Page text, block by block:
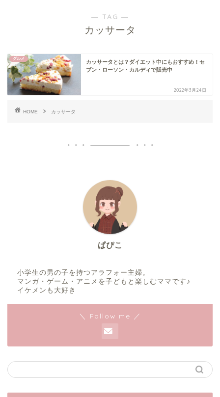
― TAG ―
カッサータ
グルメ
カッサータとは？ダイエット中にもおすすめ！セ
ブン・ローソン・カルディで販売中
2022年3月24日
HOME カッサータ
ぱぴこ
小学生の男の子を持つアラフォー主婦。
マンガ・ゲーム・アニメを子どもと楽しむママです♪
イケメンも大好き
＼ Follow me ／